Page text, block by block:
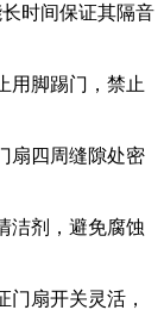
时间保证其隔音
脚踢门，禁止
四周缝隙处密
剂，避免腐蚀
扇开关灵活，